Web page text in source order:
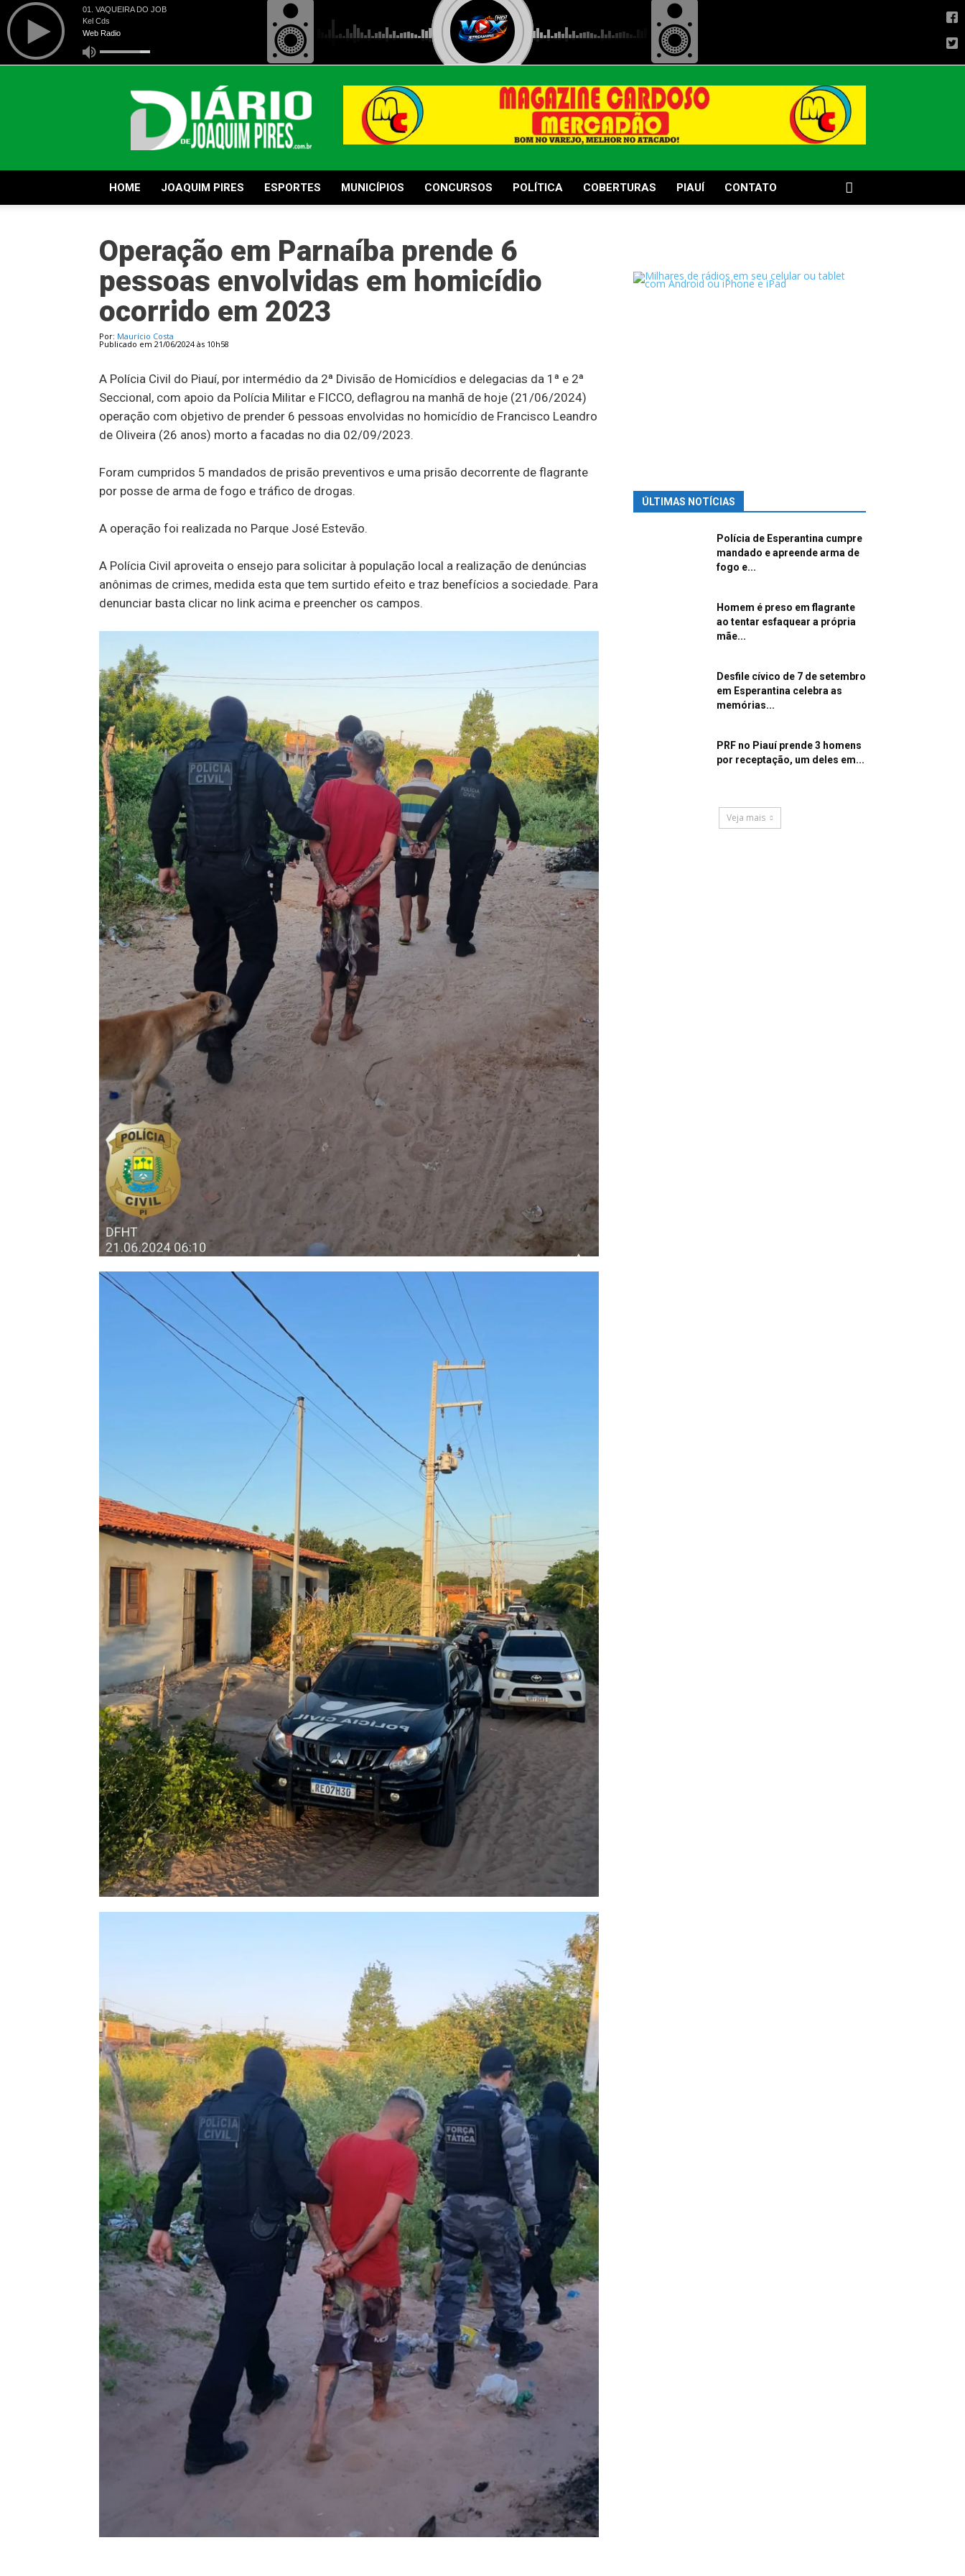
Diário
de
Joaquim
Pires
HOME JOAQUIM PIRES ESPORTES MUNICÍPIOS CONCURSOS POLÍTICA COBERTURAS PIAUÍ CONTATO
Operação em Parnaíba prende 6
pessoas envolvidas em homicídio
ocorrido em 2023
Por: Maurício Costa
Publicado em 21/06/2024 às 10h58
A Polícia Civil do Piauí, por intermédio da 2ª Divisão de Homicídios e delegacias da 1ª e 2ª
Seccional, com apoio da Polícia Militar e FICCO, deflagrou na manhã de hoje (21/06/2024)
operação com objetivo de prender 6 pessoas envolvidas no homicídio de Francisco Leandro
de Oliveira (26 anos) morto a facadas no dia 02/09/2023.
Foram cumpridos 5 mandados de prisão preventivos e uma prisão decorrente de flagrante
por posse de arma de fogo e tráfico de drogas.
A operação foi realizada no Parque José Estevão.
A Polícia Civil aproveita o ensejo para solicitar à população local a realização de denúncias
anônimas de crimes, medida esta que tem surtido efeito e traz benefícios a sociedade. Para
denunciar basta clicar no link acima e preencher os campos.
ÚLTIMAS NOTÍCIAS
Polícia de Esperantina cumpre
mandado e apreende arma de
fogo e...
Homem é preso em flagrante
ao tentar esfaquear a própria
mãe...
Desfile cívico de 7 de setembro
em Esperantina celebra as
memórias...
PRF no Piauí prende 3 homens
por receptação, um deles em...
Veja mais